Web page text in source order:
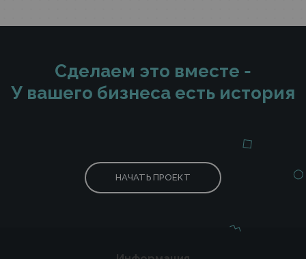
Сделаем это вместе -
У вашего бизнеса есть история
НАЧАТЬ ПРОЕКТ